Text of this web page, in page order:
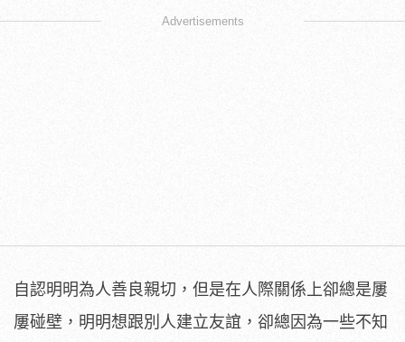
Advertisements
自認明明為人善良親切，但是在人際關係上卻總是屢
屢碰壁，明明想跟別人建立友誼，卻總因為一些不知